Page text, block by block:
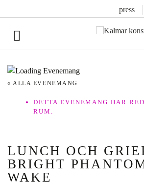
press
« ALLA EVENEMANG
DETTA EVENEMANG HAR
RUM.
LUNCH OCH
BRIGHT
WAKE